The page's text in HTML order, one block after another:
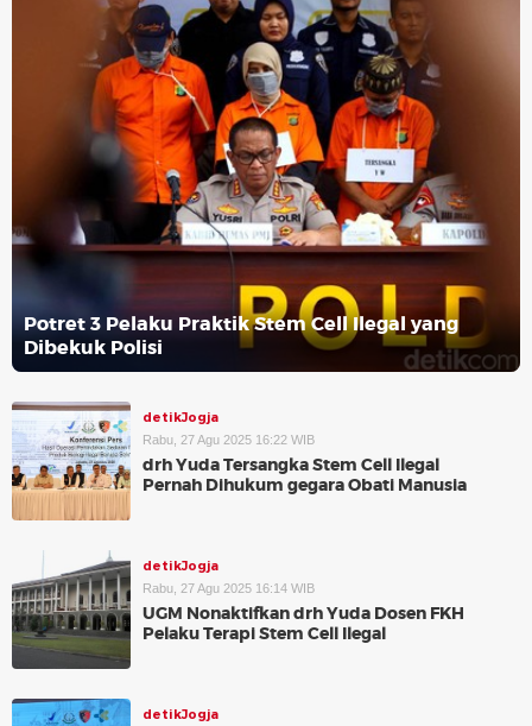
Potret 3 Pelaku Praktik Stem Cell Ilegal yang
Dibekuk Polisi
detikJogja
Rabu, 27 Agu 2025 16:22 WIB
drh Yuda Tersangka Stem Cell Ilegal
Pernah Dihukum gegara Obati Manusia
detikJogja
Rabu, 27 Agu 2025 16:14 WIB
UGM Nonaktifkan drh Yuda Dosen FKH
Pelaku Terapi Stem Cell Ilegal
detikJogja